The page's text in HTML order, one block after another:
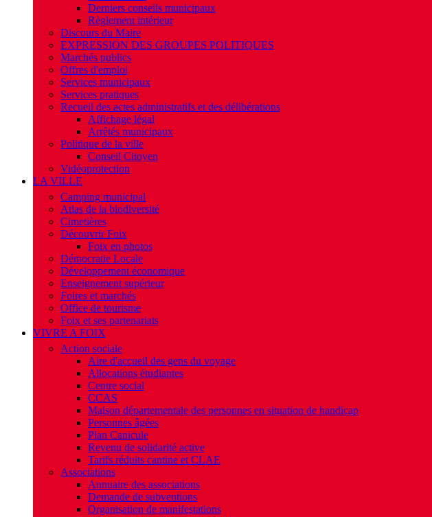
Derniers conseils municipaux
Règlement intérieur
Discours du Maire
EXPRESSION DES GROUPES POLITIQUES
Marchés publics
Offres d'emploi
Services municipaux
Services pratiques
Recueil des actes administratifs et des délibérations
Affichage légal
Arrêtés municipaux
Politique de la ville
Conseil Citoyen
Vidéoprotection
LA VILLE
Camping municipal
Atlas de la biodiversité
Cimetières
Découvrir Foix
Foix en photos
Démocratie Locale
Développement économique
Enseignement supérieur
Foires et marchés
Office de tourisme
Foix et ses partenariats
VIVRE A FOIX
Action sociale
Aire d'accueil des gens du voyage
Allocations étudiantes
Centre social
CCAS
Maison départementale des personnes en situation de handicap
Personnes âgées
Plan Canicule
Revenu de solidarité active
Tarifs réduits cantine et CLAE
Associations
Annuaire des associations
Demande de subventions
Organisation de manifestations